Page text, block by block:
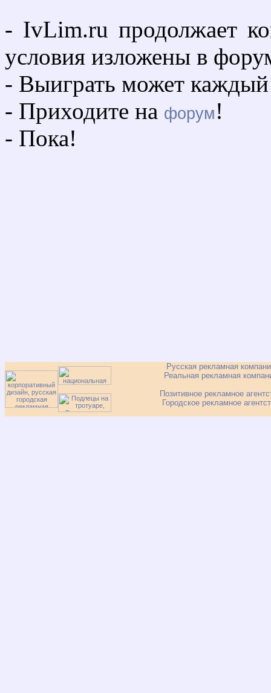
- IvLim.ru продолжает
условия изложены в
- Выиграть может
- Приходите на форум !
- Пока!
Русская рекламная
Реальная рекламная
Позитивное рекламное
Городское рекламное